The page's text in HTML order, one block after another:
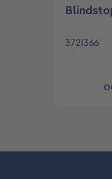
3721366